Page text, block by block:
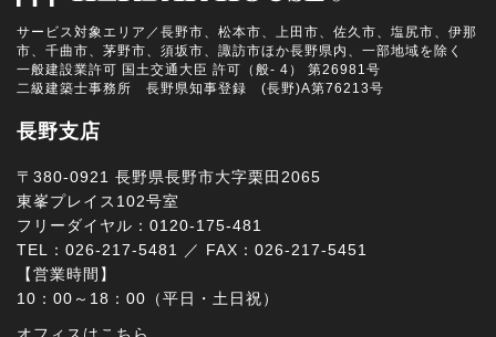
サービス対象エリア／長野市、松本市、上田市、佐久市、塩尻市、伊那
市、千曲市、茅野市、須坂市、諏訪市ほか長野県内、一部地域を除く
一般建設業許可 国土交通大臣 許可（般- 4） 第26981号
二級建築士事務所 長野県知事登録 (長野)A第76213号
長野支店
〒380-0921 長野県長野市大字栗田2065
東峯プレイス102号室
フリーダイヤル：0120-175-481
TEL：026-217-5481 ／ FAX：026-217-5451
【営業時間】
10：00～18：00（平日・土日祝）